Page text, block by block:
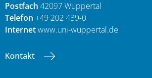
Postfach 42097 Wuppertal
Telefon +49 202 439-0
Internetwww.uni-wuppertal.de
Kontakt